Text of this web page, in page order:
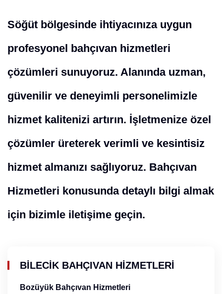
Söğüt bölgesinde ihtiyacınıza uygun
profesyonel bahçıvan hizmetleri
çözümleri sunuyoruz. Alanında uzman,
güvenilir ve deneyimli personelimizle
hizmet kalitenizi artırın. İşletmenize özel
çözümler üreterek verimli ve kesintisiz
hizmet almanızı sağlıyoruz. Bahçıvan
Hizmetleri konusunda detaylı bilgi almak
için bizimle iletişime geçin.
BILECIK BAHÇIVAN HIZMETLERI
Bozüyük Bahçıvan Hizmetleri